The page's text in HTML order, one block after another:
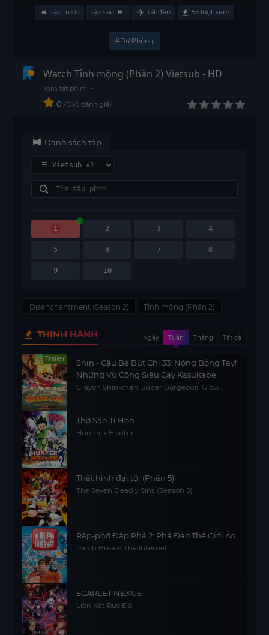
Tập trước Tập sau Tắt đèn 53 lượt xem
#Dự Phòng
Watch Tỉnh mộng (Phần 2) Vietsub - HD
0 / 5 0 đánh giá
Danh sách tập
1 2 3 4
5 6 7 8
9 10
Disenchantment (Season 2) Tỉnh mộng (Phần 2)
THỊNH HÀNH Ngày Tuần Tháng Tất cả
Trailer
Shin - Cậu Bé Bút Chì 33: Nóng Bỏng Tay!
Những Vũ Công Siêu Cay Kasukabe
Crayon Shin-chan: Super Gorgeous! Glow
Thợ Săn Tí Hon
Hunter x Hunter
Thất hình đại tội (Phần 5)
The Seven Deadly Sins (Season 5)
Ráp-phờ Đập Phá 2: Phá Đảo Thế Giới Ảo
Ralph Breaks the Internet
SCARLET NEXUS
Liên Kết Rực Đỏ